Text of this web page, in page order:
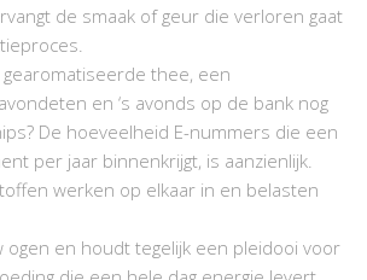
de smaak of geur die verloren gaat
thee, een
en ‘s avonds op de bank nog
De hoeveelheid E-nummers die een
per jaar binnenkrijgt, is aanzienlijk.
werken op elkaar in en belasten
ogen en houdt tegelijk een pleidooi voor